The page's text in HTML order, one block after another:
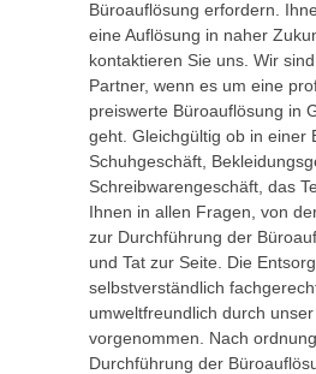
Büroauflösung erfordern.
eine Auflösung in naher
kontaktieren Sie uns. Wir
Partner, wenn es um eine
preiswerte Büroauflösung in
geht. Gleichgültig ob in einer
Schuhgeschäft,
Schreibwarengeschäft, das
Ihnen in allen Fragen, von
zur Durchführung der
und Tat zur Seite. Die
selbstverständlich
umweltfreundlich durch unser
vorgenommen. Nach
Durchführung der